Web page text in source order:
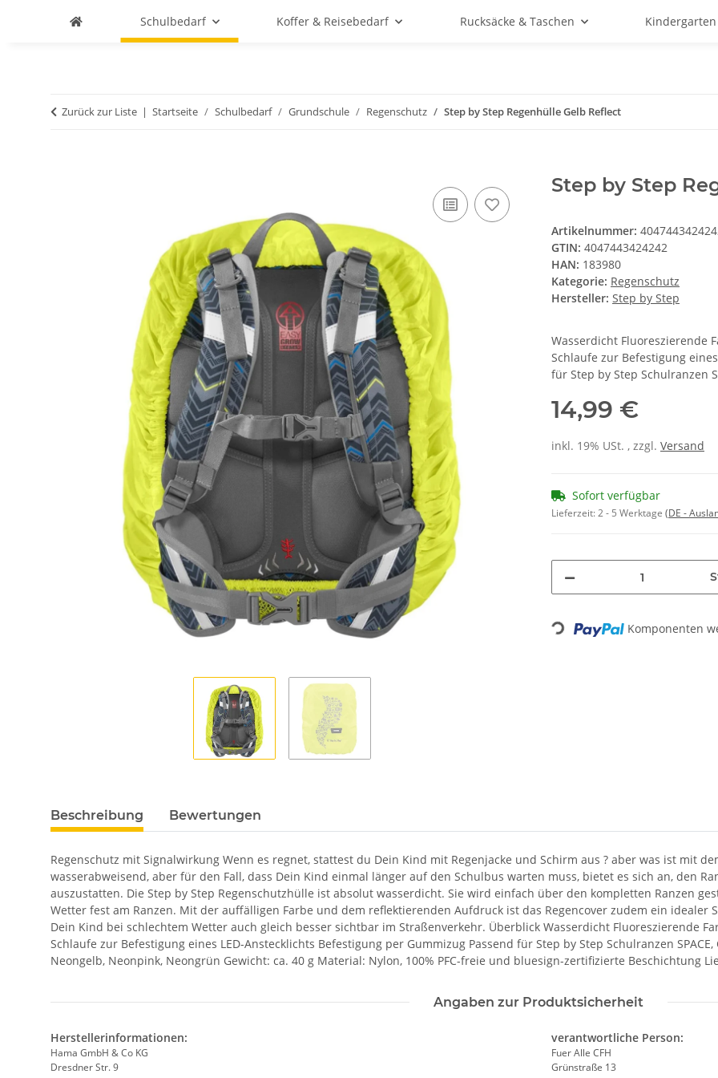
Schulbedarf Koffer & Reisebedarf Rucksäcke & Taschen Kindergarten
Zurück zur Liste Startseite Schulbedarf Grundschule Regenschutz Step by Step Regenhülle Gelb Reflect
Step by Step
Artikelnummer:
GTIN: 4047443424242
HAN: 183980
Kategorie: Regenschutz
Hersteller: Step by Step
Wasserdicht Fluoreszierende
Schlaufe zur Befestigung
für Step by Step Schulranzen
14,99 €
inkl. 19% USt. , zzgl. Versand
Sofort verfügbar
Lieferzeit:2 - 5 Werktage (DE -
Loading... Komponenten
Beschreibung Bewertungen
Regenschutz mit Signalwirkung Wenn es regnet, stattest du Dein Kind mit Regenjacke und Schirm aus ? aber was ist mit
wasserabweisend, aber für den Fall, dass Dein Kind einmal länger auf den Schulbus warten muss, bietet es sich an, den
auszustatten. Die Step by Step Regenschutzhülle ist absolut wasserdicht. Sie wird einfach über den kompletten Ranzen
Wetter fest am Ranzen. Mit der auffälligen Farbe und dem reflektierenden Aufdruck ist das Regencover zudem ein
Dein Kind bei schlechtem Wetter auch gleich besser sichtbar im Straßenverkehr. Überblick Wasserdicht Fluoreszierende
Schlaufe zur Befestigung eines LED-Anstecklichts Befestigung per Gummizug Passend für Step by Step Schulranzen SPACE,
Neongelb, Neonpink, Neongrün Gewicht: ca. 40 g Material: Nylon, 100% PFC-freie und bluesign-zertifizierte Beschichtung
Angaben zur Produktsicherheit
Herstellerinformationen:
Hama GmbH & Co KG
Dresdner Str. 9
verantwortliche Person:
Fuer Alle CFH
Grünstraße 13